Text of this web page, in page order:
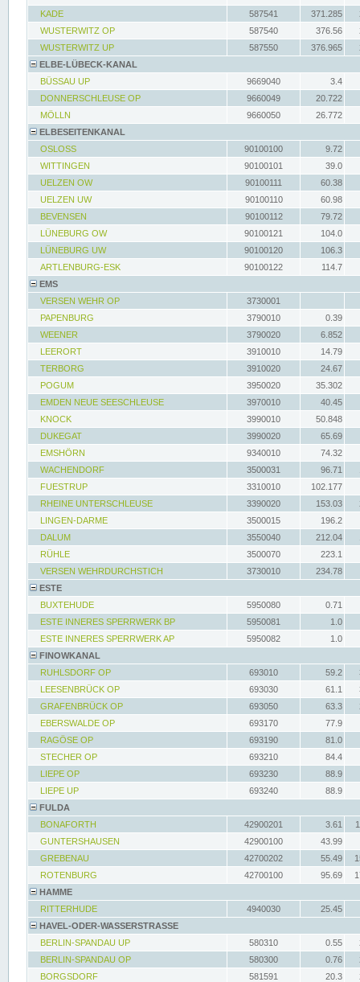
KADE
587541 371.285
WUSTERWITZ OP
587540 376.56
WUSTERWITZ UP
587550 376.965
ELBE-LÜBECK-KANAL
BÜSSAU UP
9669040
3.4
DONNERSCHLEUSE OP
9660049
20.722
MÖLLN
9660050
26.772
ELBESEITENKANAL
OSLOSS
90100100
9.72
WITTINGEN
90100101
39.0
UELZEN OW
90100111
60.38
UELZEN UW
90100110
60.98
BEVENSEN
90100112
79.72
LÜNEBURG OW
90100121
104.0
LÜNEBURG UW
90100120
106.3
ARTLENBURG-ESK
90100122
114.7
EMS
VERSEN WEHR OP
3730001
PAPENBURG
3790010
0.39
WEENER
3790020
6.852
LEERORT
3910010
14.79
TERBORG
3910020
24.67
POGUM
3950020
35.302
EMDEN NEUE SEESCHLEUSE
3970010
40.45
KNOCK
3990010
50.848
DUKEGAT
3990020
65.69
EMSHÖRN
9340010
74.32
WACHENDORF
3500031 96.71
FUESTRUP
3310010
102.177
RHEINE UNTERSCHLEUSE
3390020 153.03
LINGEN-DARME
3500015
196.2
DALUM
3550040 212.04
RÜHLE
3500070
223.1
VERSEN WEHRDURCHSTICH
3730010
234.78
ESTE
BUXTEHUDE
5950080
0.71
ESTE INNERES SPERRWERK BP
5950081
1.0
ESTE INNERES SPERRWERK AP
5950082
1.0
FINOWKANAL
RUHLSDORF OP
693010 59.2
LEESENBRÜCK OP
693030 61.1
GRAFENBRÜCK OP
693050 63.3
EBERSWALDE OP
693170
77.9
RAGÖSE OP
693190
81.0
STECHER OP
693210
84.4
LIEPE OP
693230
88.9
LIEPE UP
693240
88.9
FULDA
BONAFORTH
42900201 3.61
GUNTERSHAUSEN
42900100
43.99
GREBENAU
42700202 55.49
ROTENBURG
42700100 95.69
HAMME
RITTERHUDE
4940030
25.45
HAVEL-ODER-WASSERSTRASSE
BERLIN-SPANDAU UP
580310 0.55
BERLIN-SPANDAU OP
580300 0.76
BORGSDORF
581591 20.3